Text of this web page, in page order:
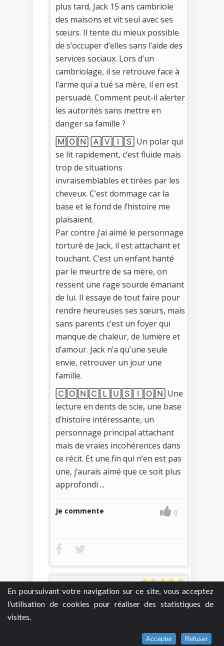
En poursuivant votre navigation sur ce site, vous acceptez
l’utilisation de cookies pour réaliser des statistiques de
visites.
Accepter Refuser
plus tard, Jack 15 ans cambriole
des maisons et vit seul avec ses
sœurs. Il tente du mieux possible
de s’occuper d’elles sans l’aide des
services sociaux. Lors d’un
cambriolage, il se retrouve face à
l’arme qui a tué sa mère, il en est
persuadé. Comment peut-il alerter
les autorités sans mettre en
danger sa famille ?
🄼🄾🄽 🄰🅅🄸🅂 Un polar qui
se lit rapidement, c’est fluide mais
trop de situations
invraisemblables et tirées par les
cheveux. C’est dommage car la
base et le fond de l’histoire me
plaisaient.
Par contre j’ai aimé le personnage
torturé de Jack, il est attachant et
touchant. C’est un enfant hanté
par le meurtre de sa mère, on
ressent une rage sourde émanant
de lui. Il essaye de tout faire pour
rendre heureuses ses sœurs, mais
sans parents c’est un foyer qui
manque de chaleur, de lumière et
d’amour. Jack n’a qu’une seule
envie, retrouver un jour une
famille.
🄲🄾🄽🄲🄻🅄🅂🄸🄾🄽 Une
lecture en dents de scie, une base
d’histoire intéressante, un
personnage principal attachant
mais de vraies incohérences dans
ce récit. Et une fin qui n’en est pas
une, j’aurais aimé que ce soit plus
approfondi ...
Je commente 0
8 juillet 2020